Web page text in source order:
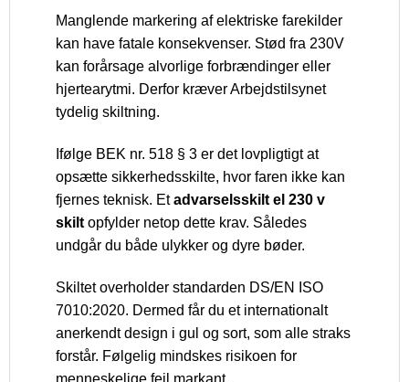
Manglende markering af elektriske farekilder
kan have fatale konsekvenser. Stød fra 230V
kan forårsage alvorlige forbrændinger eller
hjertearytmi. Derfor kræver Arbejdstilsynet
tydelig skiltning.
Ifølge BEK nr. 518 § 3 er det lovpligtigt at
opsætte sikkerhedsskilte, hvor faren ikke kan
fjernes teknisk. Etadvarselsskilt el 230 v
skilt opfylder netop dette krav. Således
undgår du både ulykker og dyre bøder.
Skiltet overholder standarden DS/EN ISO
7010:2020. Dermed får du et internationalt
anerkendt design i gul og sort, som alle straks
forstår. Følgelig mindskes risikoen for
menneskelige fejl markant.